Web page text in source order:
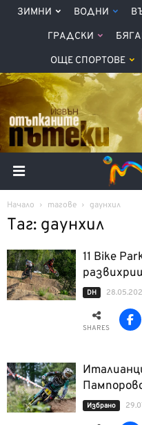
ЗИМНИ ВОДНИ
ГРАДСКИ
ОЩЕ СПОРТОВЕ
Начало тагове даунхил
Таг: даунхил
11 Bike
DH
SHARES
Избрано